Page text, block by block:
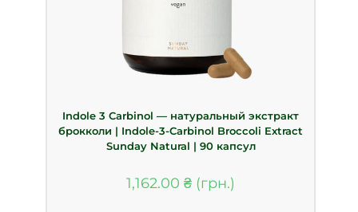
Indole 3 Carbinol — натуральный экстракт
брокколи | Indole-3-Carbinol Broccoli Extract
Sunday Natural | 90 капсул
1,162.00 ₴